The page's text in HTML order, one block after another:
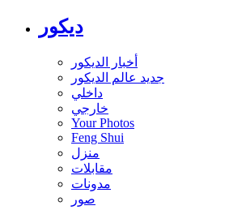
ديكور
أخبار الديكور
جديد عالم الديكور
داخلي
خارجي
Your Photos
Feng Shui
منزل
مقابلات
مدونات
صور